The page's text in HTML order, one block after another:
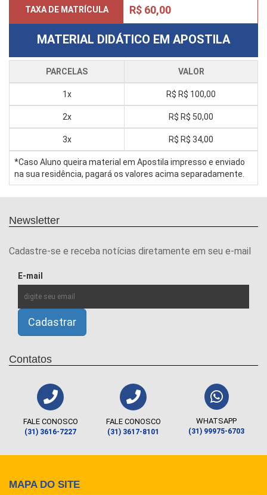
TAXA DE MATRÍCULA R$ 60,00
MATERIAL DIDÁTICO EM APOSTILA
PARCELAS VALOR
1x R$ R$ 100,00
2x R$ R$ 50,00
3x R$ R$ 34,00
*Caso Aluno queira material em Apostila impresso e enviado
na sua residência, pagará os valores acima separadamente.
Newsletter
Cadastre-se e receba notícias diretamente em seu e-mail
E-mail
Contatos
FALE CONOSCO
(31) 3616-7227
FALE CONOSCO
(31) 3617-8101
WHATSAPP
(31) 99975-6703
MAPA DO SITE